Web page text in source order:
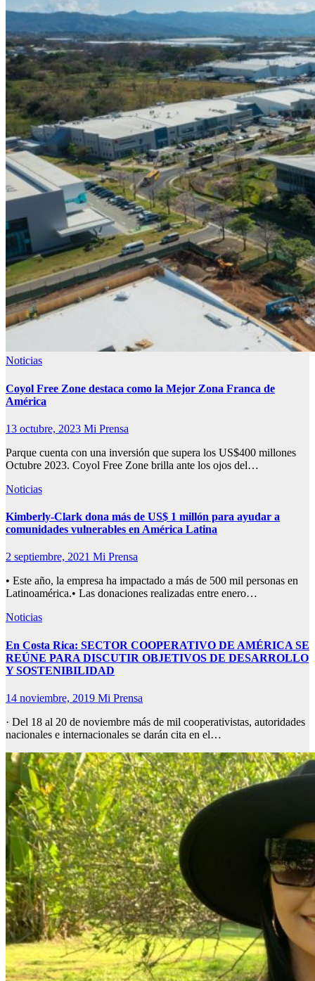
Noticias
Coyol Free Zone destaca como la Mejor Zona Franca de
América
13 octubre, 2023 Mi Prensa
Parque cuenta con una inversión que supera los US$400 millones
Octubre 2023. Coyol Free Zone brilla ante los ojos del…
Noticias
Kimberly-Clark dona más de US$ 1 millón para ayudar a
comunidades vulnerables en América Latina
2 septiembre, 2021 Mi Prensa
• Este año, la empresa ha impactado a más de 500 mil personas en
Latinoamérica.• Las donaciones realizadas entre enero…
Noticias
En Costa Rica: SECTOR COOPERATIVO DE AMÉRICA SE
REÚNE PARA DISCUTIR OBJETIVOS DE DESARROLLO
Y SOSTENIBILIDAD
14 noviembre, 2019 Mi Prensa
· ​Del 18 al 20 de noviembre más de mil cooperativistas, autoridades
nacionales e internacionales se darán cita en el…